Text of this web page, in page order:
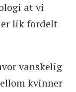
at vi
lik fordelt
vanskelig
kvinner